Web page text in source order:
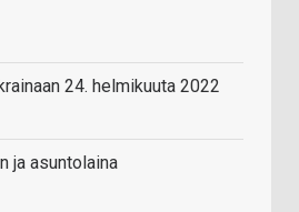
24. helmikuuta 2022
ja asuntolaina